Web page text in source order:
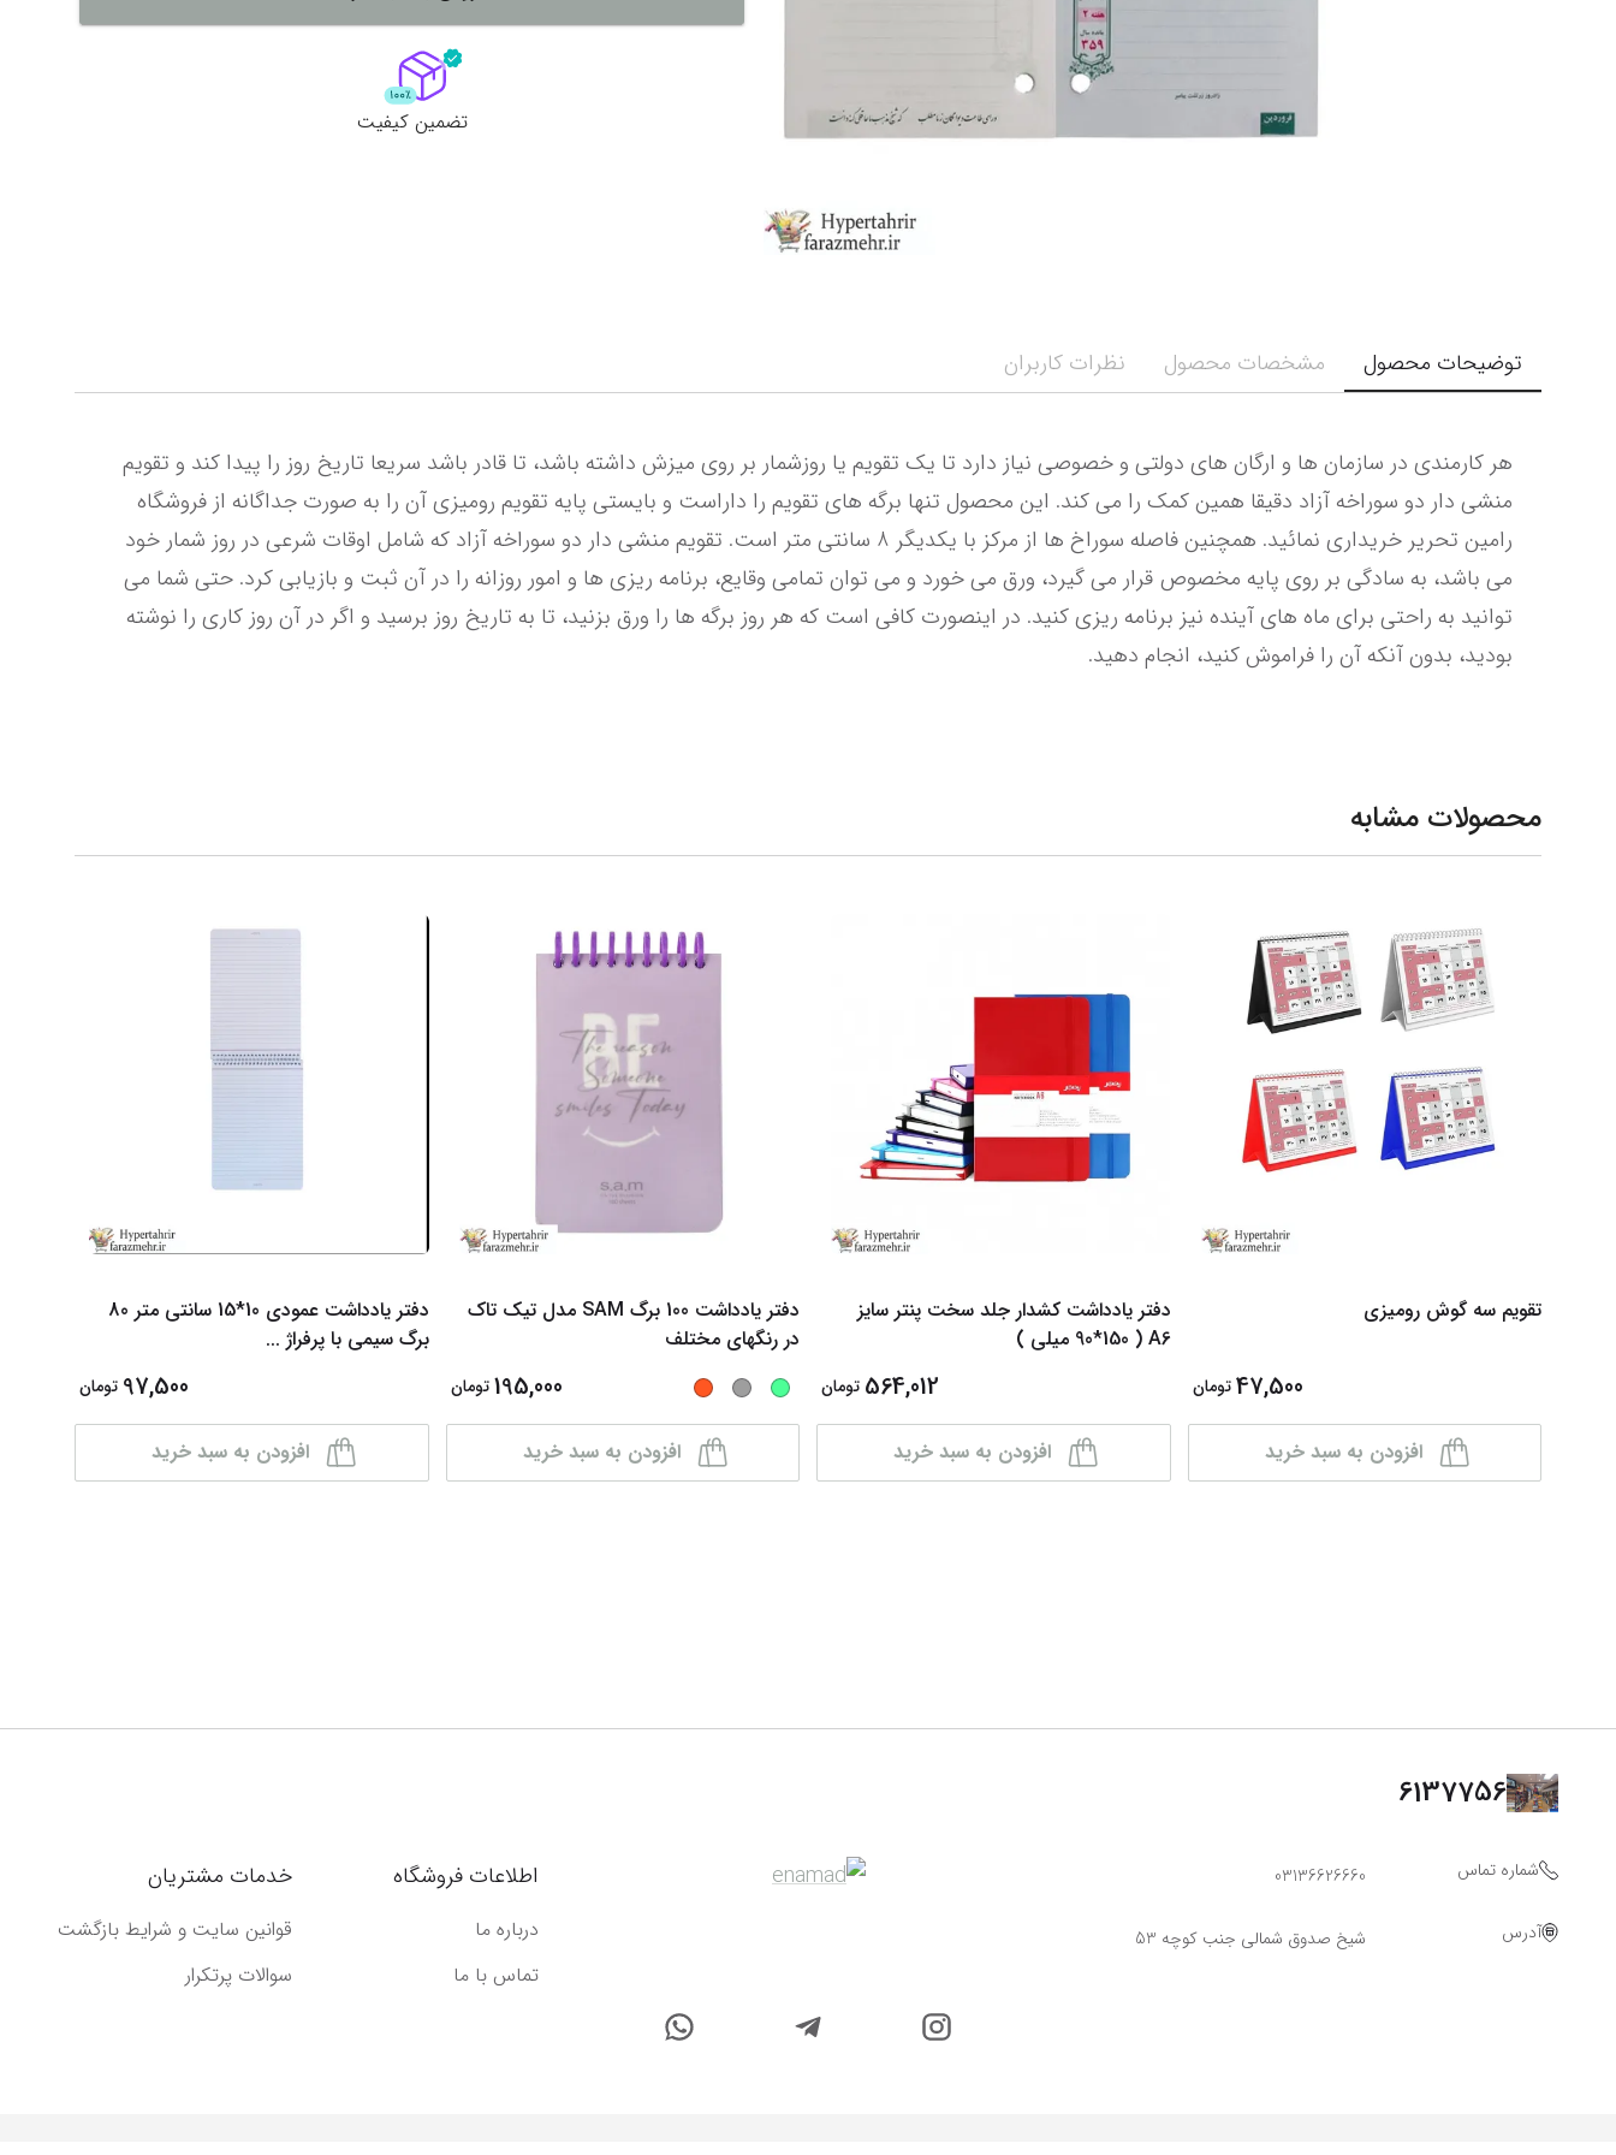
نمایش همه محصولات
تضمین کیفیت
توضیحات محصول مشخصات محصول نظرات کاربران
بودید، بدون آنکه آن را فراموش کنید، انجام دهید.
محصولات مشابه
تقویم سه گوش رومیزی
47,500 تومان
افزودن به سبد خرید
دفتر یادداشت کشدار جلد سخت پنتر سایز
A6 ( 90*150 میلی )
564,012 تومان
افزودن به سبد خرید
دفتر یادداشت 100 برگ SAM مدل تیک تاک
در رنگهای مختلف
195,000 تومان
افزودن به سبد خرید
دفتر یادداشت عمودی 10*15 سانتی متر 80
برگ سیمی با پرفراژ ...
97,500 تومان
افزودن به سبد خرید
6137756
شماره تماس 03136626660
آدرس شیخ صدوق شمالی جنب کوچه 53
اطلاعات فروشگاه
درباره ما
تماس با ما
خدمات مشتریان
قوانین سایت و شرایط بازگشت
سوالات پرتکرار